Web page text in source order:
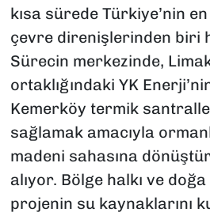
kısa sürede Türkiye’nin
çevre direnişlerinden biri
Sürecin merkezinde,
ortaklığındaki YK
Kemerköy termik
sağlamak amacıyla
madeni sahasına
alıyor. Bölge halkı ve
projenin su kaynaklarını